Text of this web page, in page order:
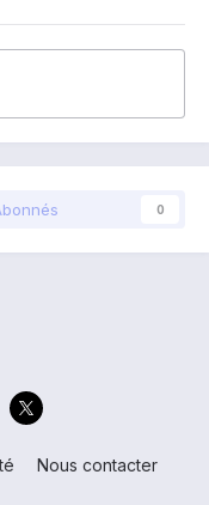
0
Nous contacter